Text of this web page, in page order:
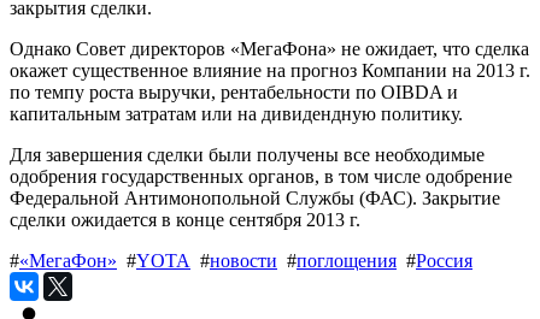
закрытия сделки.
Однако Совет директоров «МегаФона» не ожидает, что сделка
окажет существенное влияние на прогноз Компании на 2013 г.
по темпу роста выручки, рентабельности по OIBDA и
капитальным затратам или на дивидендную политику.
Для завершения сделки были получены все необходимые
одобрения государственных органов, в том числе одобрение
Федеральной Антимонопольной Службы (ФАС). Закрытие
сделки ожидается в конце сентября 2013 г.
#«МегаФон» #YOTA #новости #поглощения #Россия